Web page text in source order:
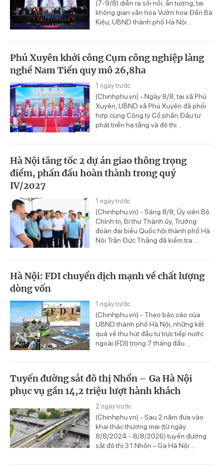
(7-9/8) diễn ra sôi nổi, ấn tượng, tại
không gian văn hóa Vườn hoa Đền Bà
Kiệu, UBND thành phố Hà Nội ...
Phú Xuyên khởi công Cụm công nghiệp làng
nghề Nam Tiến quy mô 26,8ha
1 ngày trước
(Chinhphu.vn) - Ngày 8/8, tại xã Phú
Xuyên, UBND xã Phú Xuyên đã phối
hợp cùng Công ty Cổ phần Đầu tư
phát triển hạ tầng và đô thị ...
Hà Nội tăng tốc 2 dự án giao thông trọng
điểm, phấn đấu hoàn thành trong quý
IV/2027
1 ngày trước
(Chinhphu.vn) - Sáng 8/8, Ủy viên Bộ
Chính trị, Bí thư Thành ủy, Trưởng
đoàn đại biểu Quốc hội thành phố Hà
Nội Trần Đức Thắng đã kiểm tra ...
Hà Nội: FDI chuyển dịch mạnh về chất lượng
dòng vốn
1 ngày trước
(Chinhphu.vn) - Theo báo cáo của
UBND thành phố Hà Nội, những kết
quả về thu hút đầu tư trực tiếp nước
ngoài (FDI) trong 7 tháng đầu ...
Tuyến đường sắt đô thị Nhổn – Ga Hà Nội
phục vụ gần 14,2 triệu lượt hành khách
2 ngày trước
(Chinhphu.vn) - Sau 2 năm đưa vào
khai thác thương mại (từ ngày
8/8/2024 - 8/8/2026) tuyến đường
sắt đô thị 3.1 Nhổn – Ga Hà Nội ...